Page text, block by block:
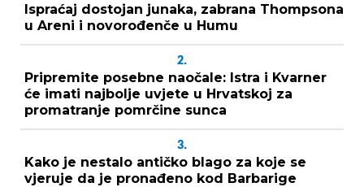
Ispraćaj dostojan junaka, zabrana Thompsona
u Areni i novorođenče u Humu
2.
Pripremite posebne naočale: Istra i Kvarner
će imati najbolje uvjete u Hrvatskoj za
promatranje pomrčine sunca
3.
Kako je nestalo antičko blago za koje se
vjeruje da je pronađeno kod Barbarige